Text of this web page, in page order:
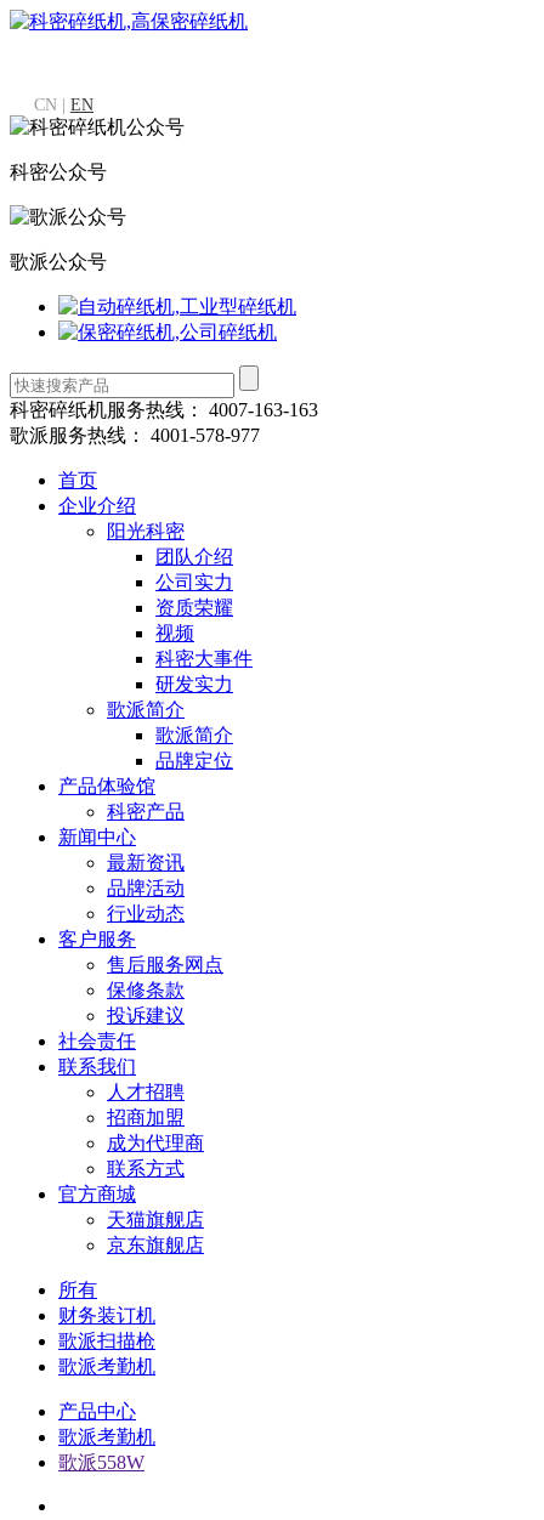
CN | EN
科密公众号
歌派公众号
科密碎纸机服务热线：
4007-163-163
歌派服务热线：
4001-578-977
首页
企业介绍
阳光科密
团队介绍
公司实力
资质荣耀
视频
科密大事件
研发实力
歌派简介
歌派简介
品牌定位
产品体验馆
科密产品
新闻中心
最新资讯
品牌活动
行业动态
客户服务
售后服务网点
保修条款
投诉建议
社会责任
联系我们
人才招聘
招商加盟
成为代理商
联系方式
官方商城
天猫旗舰店
京东旗舰店
所有
财务装订机
歌派扫描枪
歌派考勤机
产品中心
歌派考勤机
歌派558W